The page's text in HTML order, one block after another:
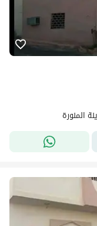
المنورة